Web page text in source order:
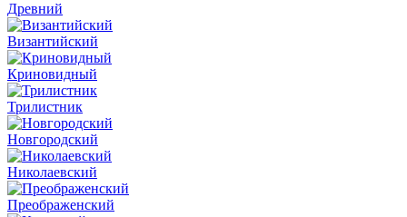
Древний
Византийский
Криновидный
Трилистник
Новгородский
Николаевский
Преображенский